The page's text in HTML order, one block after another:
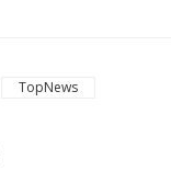
TopNews